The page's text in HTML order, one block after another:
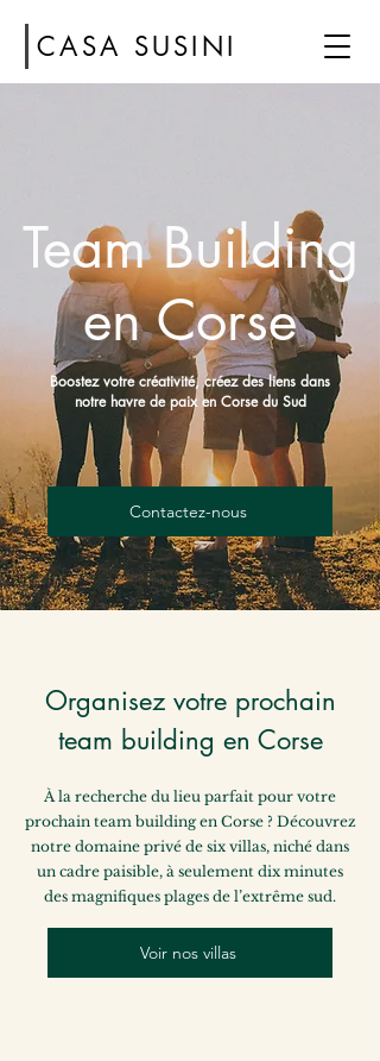
CASA SUSINI
Team Building
en Corse
Boostez votre créativité, créez des liens dans
notre havre de paix en Corse du Sud
Contactez-nous
Organisez votre prochain
team building en Corse
À la recherche du lieu parfait pour votre
prochain team building en Corse ? Découvrez
notre domaine privé de six villas, niché dans
un cadre paisible, à seulement dix minutes
des magnifiques plages de l’extrême sud.
Voir nos villas